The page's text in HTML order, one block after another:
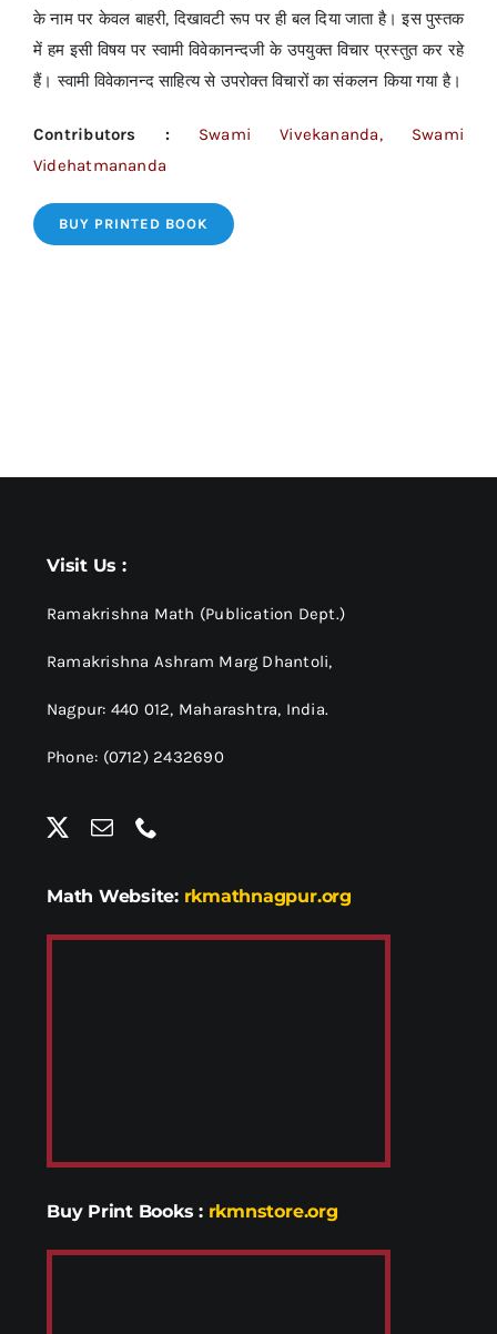
के नाम पर केवल बाहरी, दिखावटी रूप पर ही बल दिया जाता है। इस पुस्तक
में हम इसी विषय पर स्वामी विवेकानन्दजी के उपयुक्त विचार प्रस्तुत कर रहे
हैं। स्वामी विवेकानन्द साहित्य से उपरोक्त विचारों का संकलन किया गया है।
Contributors : Swami Vivekananda, Swami
Videhatmananda
BUY PRINTED BOOK
Visit Us :
Ramakrishna Math (Publication Dept.)
Ramakrishna Ashram Marg Dhantoli,
Nagpur: 440 012, Maharashtra, India.
Phone: (0712) 2432690
Math Website: rkmathnagpur.org
Buy Print Books : rkmnstore.org